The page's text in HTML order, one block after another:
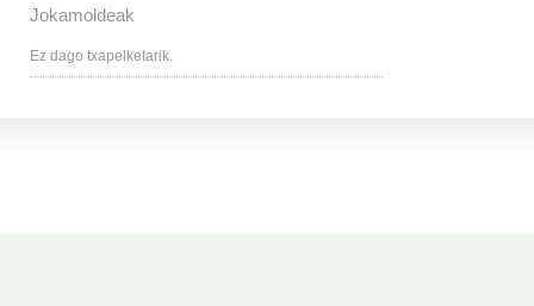
Jokamoldeak
Ez dago txapelketarik.